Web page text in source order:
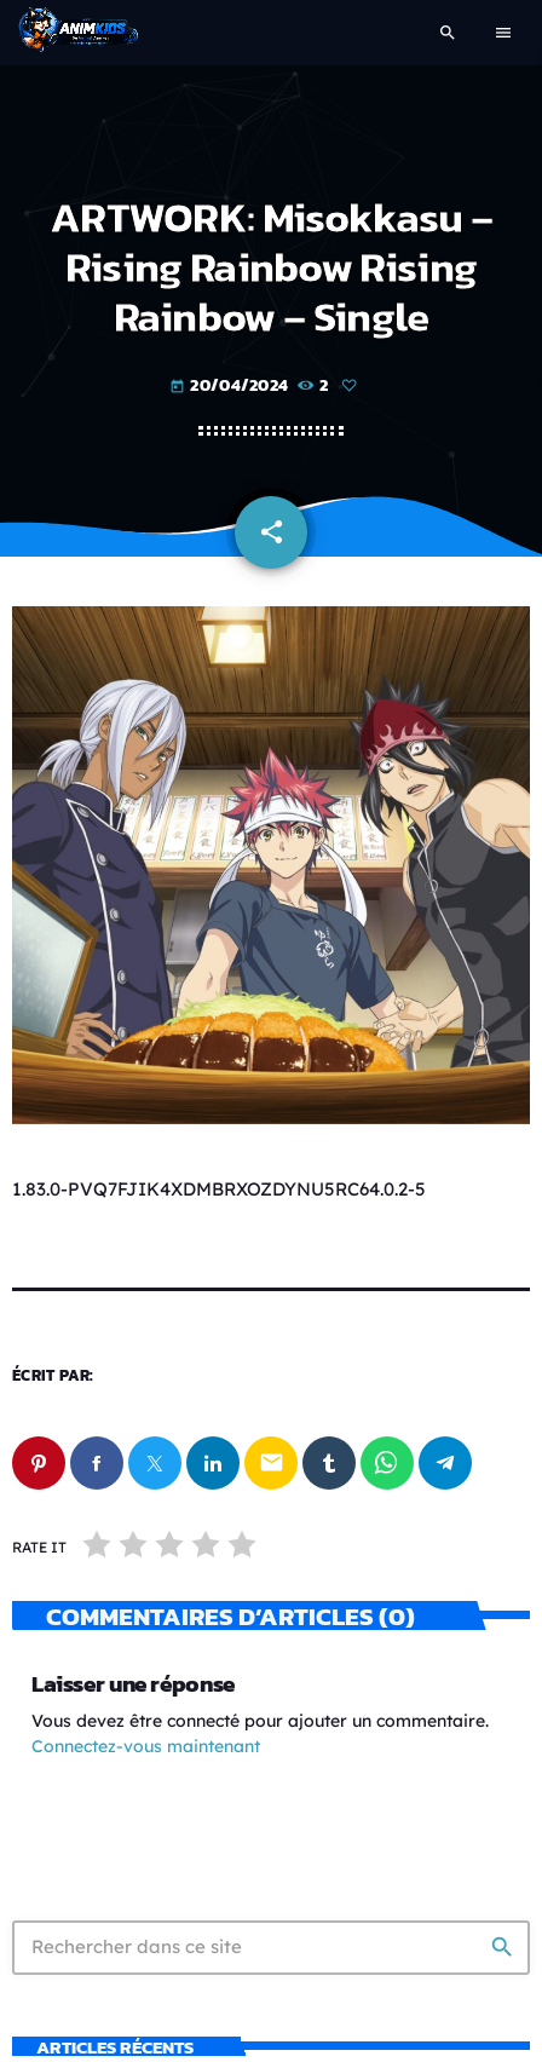
search menu
ARTWORK: Misokkasu –
Rising Rainbow Rising
Rainbow – Single
today 20/04/2024 2
share
email
1.83.0-PVQ7FJIK4XDMBRXOZDYNU5RC64.0.2-5
ÉCRIT PAR:
email
RATE IT
COMMENTAIRES D’ARTICLES (0)
Laisser une réponse
Vous devez être connecté pour ajouter un commentaire.
Connectez-vous maintenant
search
ARTICLES RÉCENTS